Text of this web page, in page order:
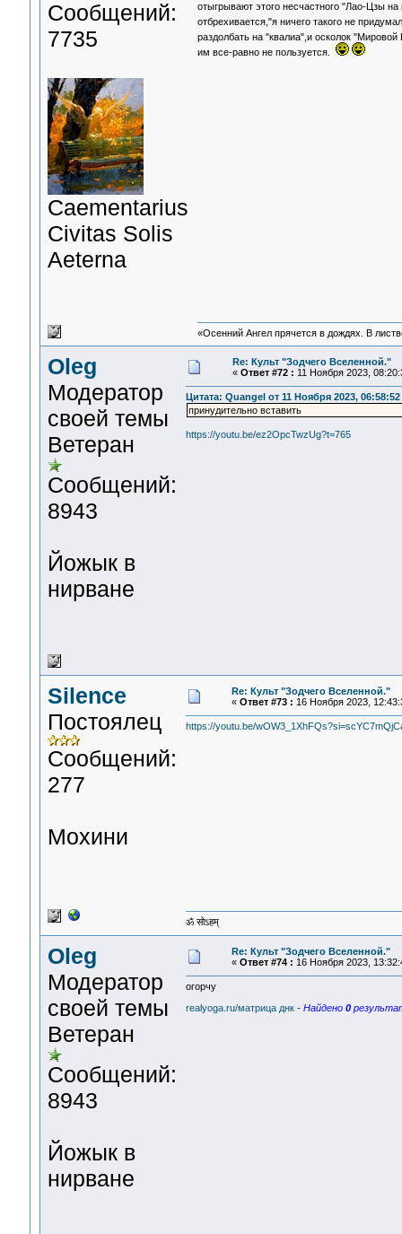
Сообщений:
7735
Сaementarius
Civitas Solis
Aeterna
отыгрывают этого несчастного "Лао-Цзы
отбрехивается,"я ничего такого не
раздолбать на "квалиа",и осколок
им все-равно не пользуется.
«Осенний Ангел прячется в дождях. В
Oleg
Модератор
своей темы
Ветеран
Сообщений:
8943
Йожык в
нирване
Re: Культ "Зодчего Вселенной."
« Ответ #72 : 11 Ноября 2023,
Цитата: Quangel от 11 Ноября 2023, 06:58:52
принудительно вставить
https://youtu.be/ez2OpcTwzUg?t=765
Silence
Постоялец
Сообщений:
277
Мохини
Re: Культ "Зодчего Вселенной."
« Ответ #73 : 16 Ноября 2023,
https://youtu.be/
ॐ सोऽहम्
Oleg
Модератор
своей темы
Ветеран
Сообщений:
8943
Йожык в
нирване
Re: Культ "Зодчего Вселенной."
« Ответ #74 : 16 Ноября 2023,
огорчу
realyoga.ru/матрица днк - Найдено 0